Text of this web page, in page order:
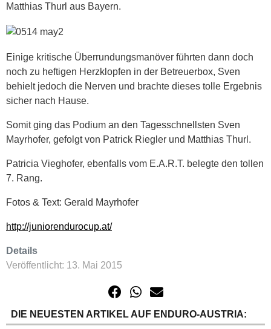
Matthias Thurl aus Bayern.
Einige kritische Überrundungsmanöver führten dann doch
noch zu heftigen Herzklopfen in der Betreuerbox, Sven
behielt jedoch die Nerven und brachte dieses tolle Ergebnis
sicher nach Hause.
Somit ging das Podium an den Tagesschnellsten Sven
Mayrhofer, gefolgt von Patrick Riegler und Matthias Thurl.
Patricia Vieghofer, ebenfalls vom E.A.R.T. belegte den tollen
7. Rang.
Fotos & Text: Gerald Mayrhofer
http://juniorendurocup.at/
Details
Veröffentlicht: 13. Mai 2015
DIE NEUESTEN ARTIKEL AUF ENDURO-AUSTRIA: